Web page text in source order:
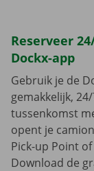
Reserveer
Dockx-app
Gebruik je de
gemakkelijk,
tussenkomst
opent je
Pick-up Point
Download de